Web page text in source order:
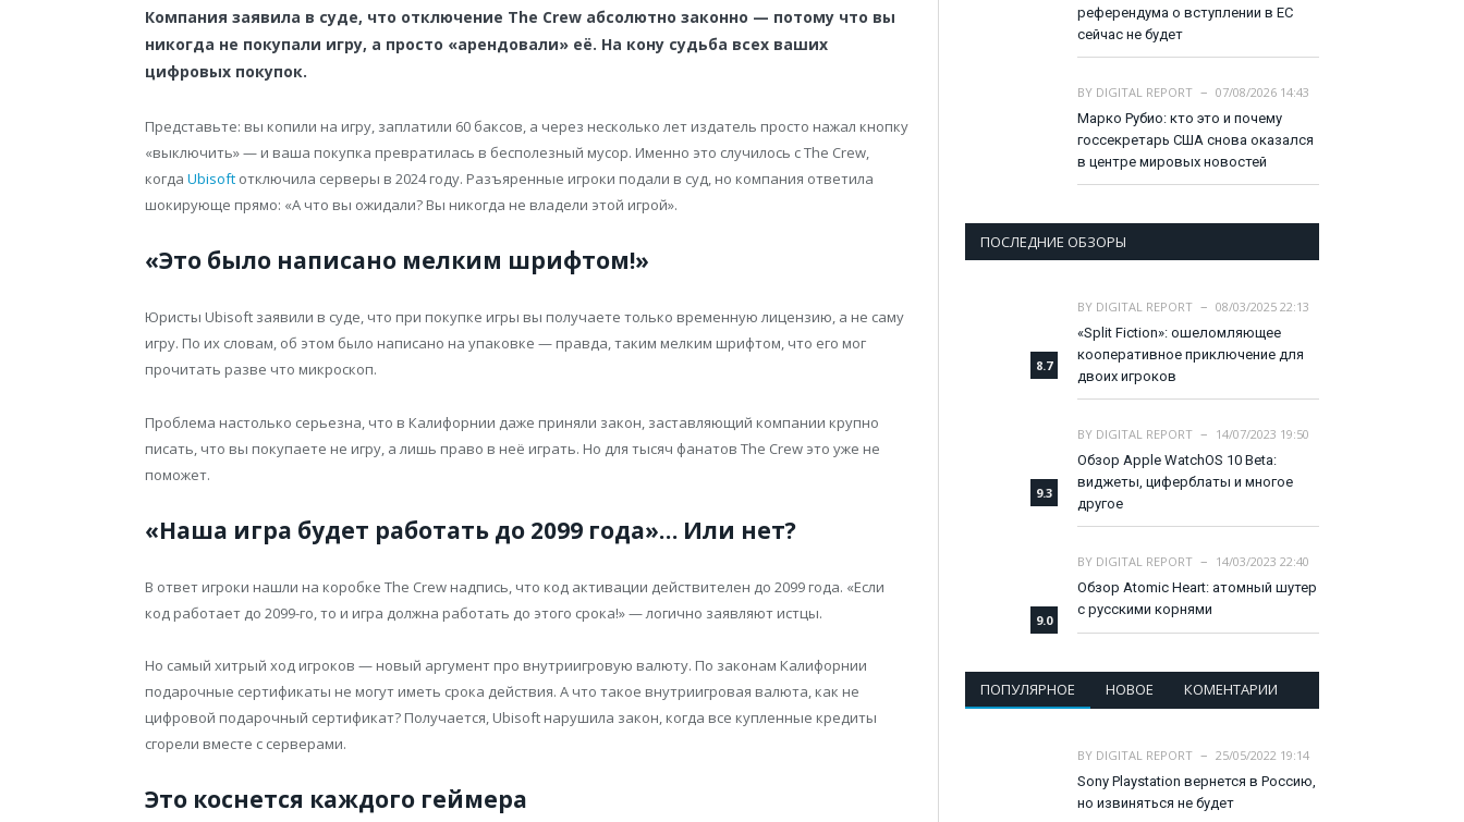
Компания заявила в суде, что отключение The Crew абсолютно законно — потому что вы
никогда не покупали игру, а просто «арендовали» её. На кону судьба всех ваших
цифровых покупок.
Представьте: вы копили на игру, заплатили 60 баксов, а через несколько лет издатель просто нажал кнопку
«выключить» — и ваша покупка превратилась в бесполезный мусор. Именно это случилось с The Crew,
когда Ubisoft отключила серверы в 2024 году. Разъяренные игроки подали в суд, но компания ответила
шокирующе прямо: «А что вы ожидали? Вы никогда не владели этой игрой».
«Это было написано мелким шрифтом!»
Юристы Ubisoft заявили в суде, что при покупке игры вы получаете только временную лицензию, а не саму
игру. По их словам, об этом было написано на упаковке — правда, таким мелким шрифтом, что его мог
прочитать разве что микроскоп.
Проблема настолько серьезна, что в Калифорнии даже приняли закон, заставляющий компании крупно
писать, что вы покупаете не игру, а лишь право в неё играть. Но для тысяч фанатов The Crew это уже не
поможет.
«Наша игра будет работать до 2099 года»… Или нет?
В ответ игроки нашли на коробке The Crew надпись, что код активации действителен до 2099 года. «Если
код работает до 2099-го, то и игра должна работать до этого срока!» — логично заявляют истцы.
Но самый хитрый ход игроков — новый аргумент про внутриигровую валюту. По законам Калифорнии
подарочные сертификаты не могут иметь срока действия. А что такое внутриигровая валюта, как не
цифровой подарочный сертификат? Получается, Ubisoft нарушила закон, когда все купленные кредиты
сгорели вместе с серверами.
Это коснется каждого геймера
референдума о вступлении в ЕС
сейчас не будет
BY DIGITAL REPORT
07/08/2026 14:43
Марко Рубио: кто это и почему
госсекретарь США снова оказался
в центре мировых новостей
ПОСЛЕДНИЕ ОБЗОРЫ
8.7
BY DIGITAL REPORT
08/03/2025 22:13
«Split Fiction»: ошеломляющее
кооперативное приключение для
двоих игроков
9.3
BY DIGITAL REPORT
14/07/2023 19:50
Обзор Apple WatchOS 10 Beta:
виджеты, циферблаты и многое
другое
9.0
BY DIGITAL REPORT
14/03/2023 22:40
Обзор Atomic Heart: атомный шутер
с русскими корнями
ПОПУЛЯРНОЕ НОВОЕ КОМЕНТАРИИ
BY DIGITAL REPORT
25/05/2022 19:14
Sony Playstation вернется в Россию,
но извиняться не будет